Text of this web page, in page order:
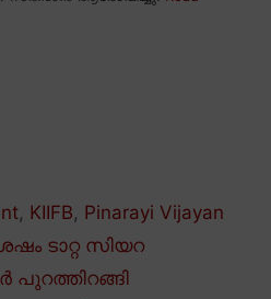
, KIIFB, Pinarayi Vijayan
ടാറ്റ സിയറ
പുറത്തിറങ്ങി